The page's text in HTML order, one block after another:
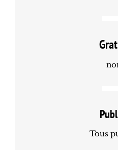
Tous